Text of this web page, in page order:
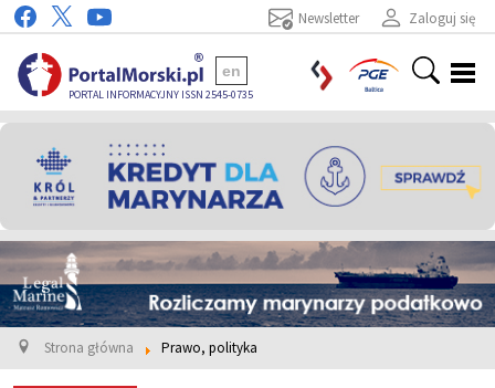
Zaloguj się
Newsletter
PORTAL INFORMACYJNY ISSN 2545-0735
en
Strona główna Prawo, polityka